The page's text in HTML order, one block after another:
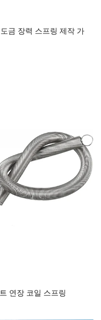
금 장력 스프링 제작 가
연장 코일 스프링